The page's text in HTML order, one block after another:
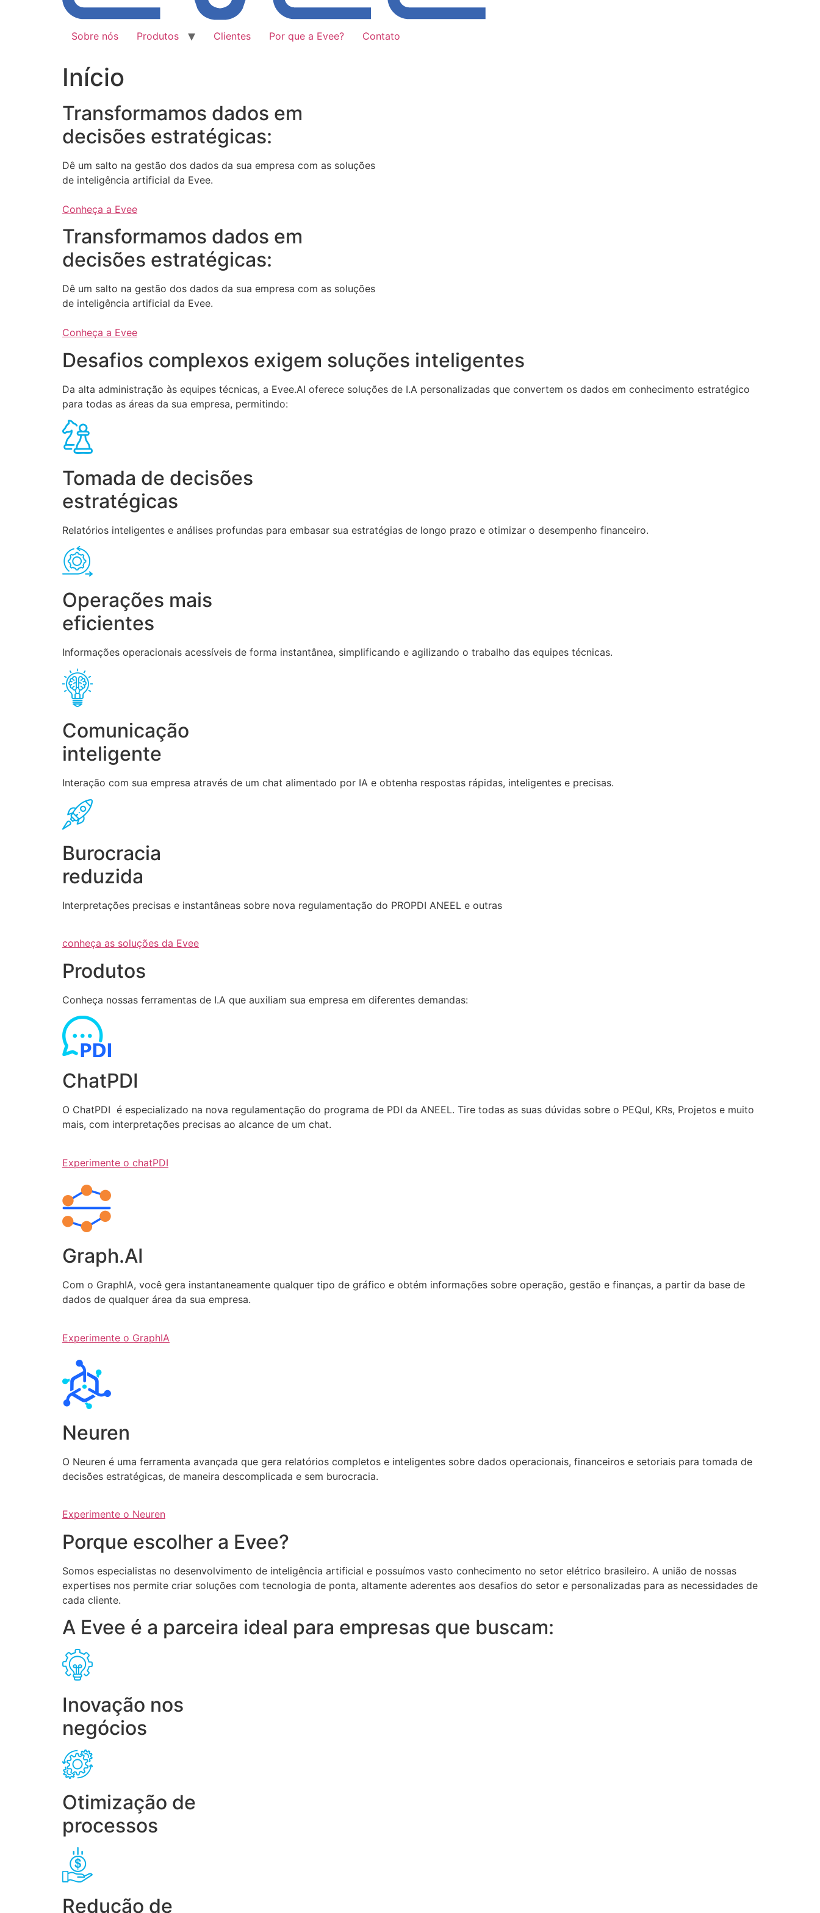
Sobre nós Produtos Clientes Por que a Evee? Contato
Início
Transformamos dados em
decisões estratégicas:
Dê um salto na gestão dos dados da sua empresa com as soluções
de inteligência artificial da Evee.
Conheça a Evee
Transformamos dados em
decisões estratégicas:
Dê um salto na gestão dos dados da sua empresa com as soluções
de inteligência artificial da Evee.
Conheça a Evee
Desafios complexos exigem soluções inteligentes
Da alta administração às equipes técnicas, a Evee.AI oferece soluções de I.A personalizadas que convertem os dados em conhecimento estratégico
para todas as áreas da sua empresa, permitindo:
Tomada de decisões
estratégicas
Relatórios inteligentes e análises profundas para embasar sua estratégias de longo prazo e otimizar o desempenho financeiro.
Operações mais
eficientes
Informações operacionais acessíveis de forma instantânea, simplificando e agilizando o trabalho das equipes técnicas.
Comunicação
inteligente
Interação com sua empresa através de um chat alimentado por IA e obtenha respostas rápidas, inteligentes e precisas.
Burocracia
reduzida
Interpretações precisas e instantâneas sobre nova regulamentação do PROPDI ANEEL e outras
conheça as soluções da Evee
Produtos
Conheça nossas ferramentas de I.A que auxiliam sua empresa em diferentes demandas:
ChatPDI
O ChatPDI é especializado na nova regulamentação do programa de PDI da ANEEL. Tire todas as suas dúvidas sobre o PEQuI, KRs, Projetos e muito
mais, com interpretações precisas ao alcance de um chat.
Experimente o chatPDI
Graph.AI
Com o GraphIA, você gera instantaneamente qualquer tipo de gráfico e obtém informações sobre operação, gestão e finanças, a partir da base de
dados de qualquer área da sua empresa.
Experimente o GraphIA
Neuren
O Neuren é uma ferramenta avançada que gera relatórios completos e inteligentes sobre dados operacionais, financeiros e setoriais para tomada de
decisões estratégicas, de maneira descomplicada e sem burocracia.
Experimente o Neuren
Porque escolher a Evee?
Somos especialistas no desenvolvimento de inteligência artificial e possuímos vasto conhecimento no setor elétrico brasileiro. A união de nossas
expertises nos permite criar soluções com tecnologia de ponta, altamente aderentes aos desafios do setor e personalizadas para as necessidades de
cada cliente.
A Evee é a parceira ideal para empresas que buscam:
Inovação nos
negócios
Otimização de
processos
Redução de